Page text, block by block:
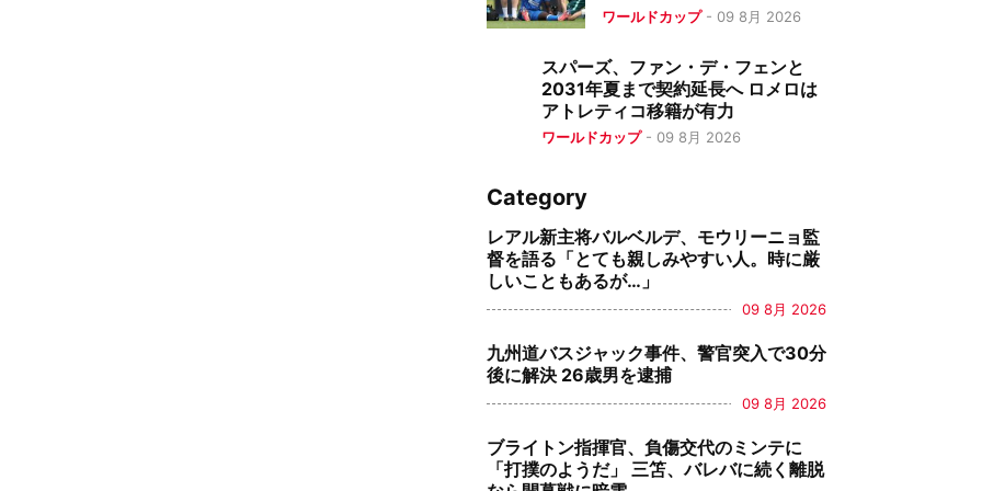
脱なら開幕戦に暗雲
ワールドカップ- 09 8月 2026
スパーズ、ファン・デ・フェンと
2031年夏まで契約延長へ ロメロは
アトレティコ移籍が有力
ワールドカップ-09 8月 2026
Category
レアル新主将バルベルデ、モウリーニョ監
督を語る「とても親しみやすい人。時に厳
しいこともあるが…」
09 8月 2026
九州道バスジャック事件、警官突入で30分
後に解決 26歳男を逮捕
09 8月 2026
ブライトン指揮官、負傷交代のミンテに
「打撲のようだ」 三笘、バレバに続く離脱